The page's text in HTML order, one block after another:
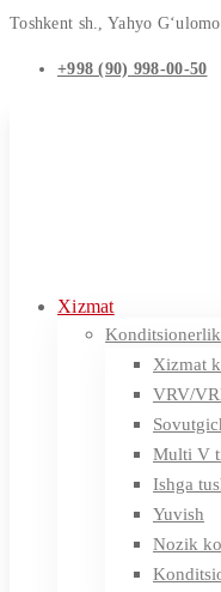
Toshkent sh., Yahyo
+998 (90) 998-00-50
Xizmat
Konditsionerlik
Xizmat
VRV/
Multi V
Ishga
Yuvish
Nozik